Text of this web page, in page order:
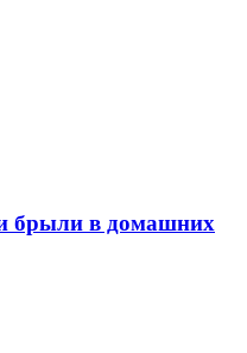
брыли в домашних